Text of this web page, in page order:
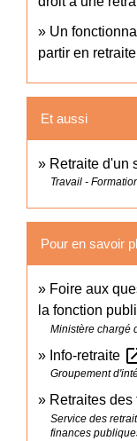
Un
partir en
Et aussi
Retraite d'un
Travail -
Pour en savoir
Foire aux
la fonction
Ministère chargé
Info-retraite
Groupement
Retraites
Service des
finances